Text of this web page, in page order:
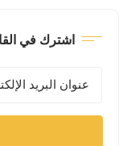
اشترك في